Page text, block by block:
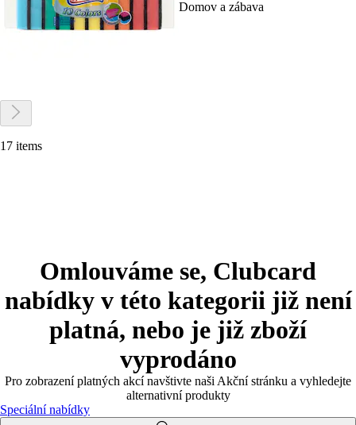
Domov a zábava
17 items
Omlouváme se, Clubcard
nabídky v této kategorii již není
platná, nebo je již zboží
vyprodáno
Pro zobrazení platných akcí navštivte naši Akční stránku a vyhledejte
alternativní produkty
Speciální nabídky